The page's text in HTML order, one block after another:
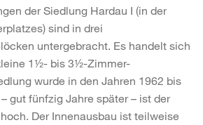
der Siedlung Hardau I (in der
sind in drei
untergebracht. Es handelt sich
1½- bis 3½-Zimmer-
wurde in den Jahren 1962 bis
gut fünfzig Jahre später – ist der
Der Innenausbau ist teilweise